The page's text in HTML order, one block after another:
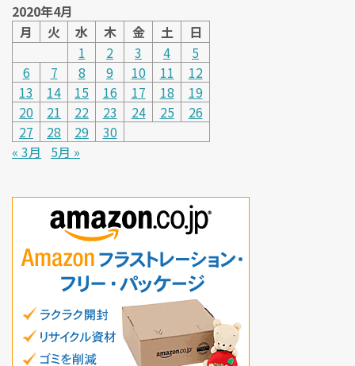
2020年4月
月
火 水 木 金 土
日
1
2 3 4
5
6
7 8 9 10 11
12
13
14 15 16 17 18
19
20
21 22 23 24 25
26
27
28 29
30
« 3月
5月 »